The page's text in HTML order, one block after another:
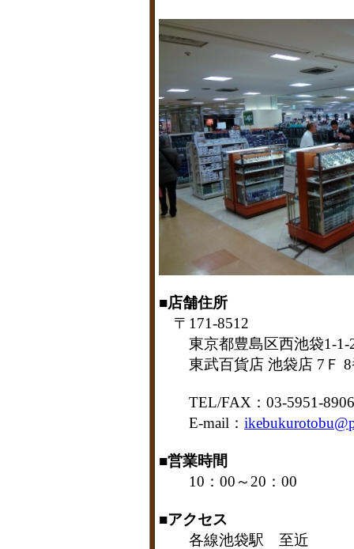
■店舗住所
〒171-8512
東京都豊島区西池袋1-1-
東武百貨店 池袋店 7Ｆ 8
TEL/FAX：03-5951-8906
E-mail：
■営業時間
10：00～20：00
■アクセス
各線池袋駅 至近